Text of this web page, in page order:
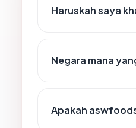
Haruskah saya
Negara mana
Apakah